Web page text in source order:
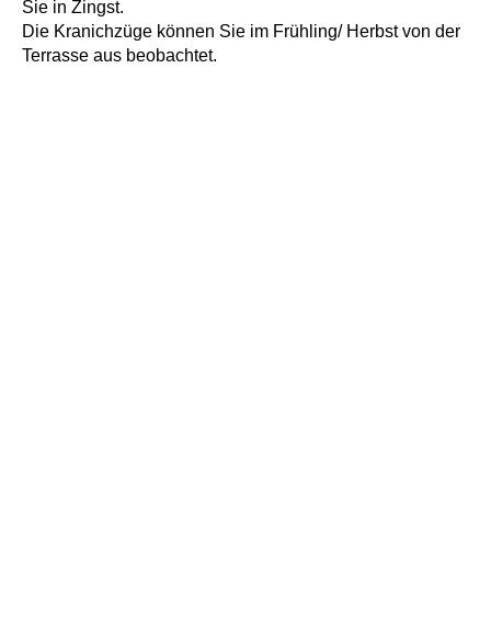
Sie in Zingst.
Die Kranichzüge können Sie im Frühling/ Herbst von der
Terrasse aus beobachtet.